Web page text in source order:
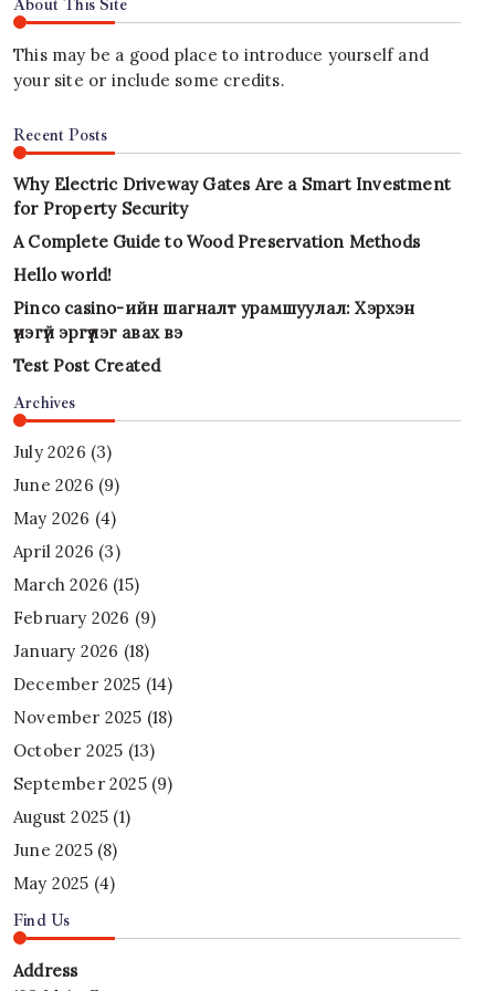
About This Site
This may be a good place to introduce yourself and
your site or include some credits.
Recent Posts
Why Electric Driveway Gates Are a Smart Investment
for Property Security
A Complete Guide to Wood Preservation Methods
Hello world!
Pinco casino-ийн шагналт урамшуулал: Хэрхэн
үнэгүй эргүүлэг авах вэ
Test Post Created
Archives
July 2026 (3)
June 2026 (9)
May 2026 (4)
April 2026 (3)
March 2026 (15)
February 2026 (9)
January 2026 (18)
December 2025 (14)
November 2025 (18)
October 2025 (13)
September 2025(9)
August 2025 (1)
June 2025(8)
May 2025 (4)
Find Us
Address